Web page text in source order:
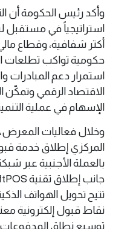
وأكد رئيس الحكومة أن
استراتيجياً في مستقبل
أكثر شفافية، وقطاع
حكومية تواكب تطلعات
استمرار دعم المبادرات
الاقتصاد الرقمي
الإسهام في عملية
وخلال فعاليات
بالعملة الأجنبية عبر
نقاط قبول إلكترونية
توسيع نطاق المدفوعات